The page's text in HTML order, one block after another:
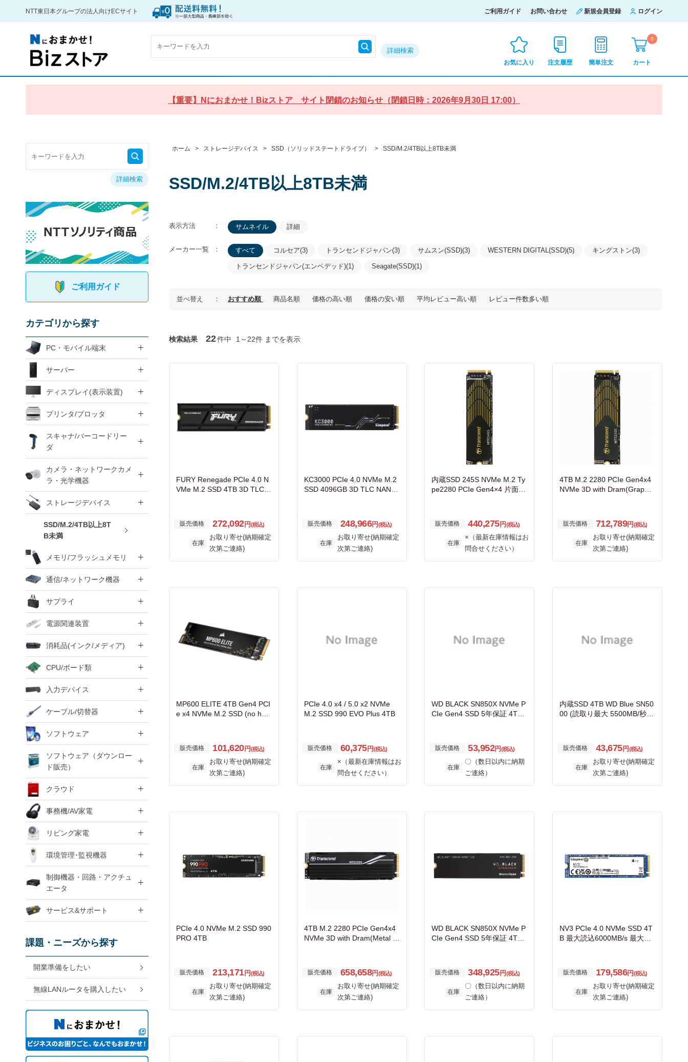
NTT東日本グループの法人向けECサイト ご利用ガイド お問い合わせ 新規会員登録 ログイン
詳細検索
お気に入り 注文履歴 簡単注文
0
カート
【重要】Nにおまかせ！Bizストア サイト閉鎖のお知らせ（閉鎖日時：2026年9月30日 17:00）
ホーム > ストレージデバイス > SSD（ソリッドステートドライブ） > SSD/M.2/4TB以上8TB未満
SSD/M.2/4TB以上8TB未満
表示方法 サムネイル 詳細
メーカー一覧 すべて コルセア(3) トランセンドジャパン(3) サムスン(SSD)(3) WESTERN DIGITAL(SSD)(5) キングストン(3)
トランセンドジャパン(エンベデッド)(1) Seagate(SSD)(1)
並べ替え おすすめ順 商品名順 価格の高い順 価格の安い順 平均レビュー高い順 レビュー件数多い順
検索結果 22件中 1～22件 までを表示
FURY Renegade PCIe 4.0 N
VMe M.2 SSD 4TB 3D TLC N
販売価格 272,092円(税込)
在庫
お取り寄せ(納期確定
次第ご連絡)
KC3000 PCIe 4.0 NVMe M.2
SSD 4096GB 3D TLC NAND
販売価格 248,966円(税込)
在庫
お取り寄せ(納期確定
次第ご連絡)
内蔵SSD 245S NVMe M.2 Ty
pe2280 PCIe Gen4×4 片面実
販売価格 440,275円(税込)
在庫
×（最新在庫情報はお
問合せください）
4TB M.2 2280 PCIe Gen4x4
NVMe 3D with Dram(Graphe
販売価格 712,789円(税込)
在庫
お取り寄せ(納期確定
次第ご連絡)
MP600 ELITE 4TB Gen4 PCI
e x4 NVMe M.2 SSD (no heat
販売価格 101,620円(税込)
在庫
お取り寄せ(納期確定
次第ご連絡)
PCIe 4.0 x4 / 5.0 x2 NVMe
M.2 SSD 990 EVO Plus 4TB
販売価格 60,375円(税込)
在庫
×（最新在庫情報はお
問合せください）
WD BLACK SN850X NVMe P
CIe Gen4 SSD 5年保証 4TB
販売価格 53,952円(税込)
在庫
〇（数日以内に納期
ご連絡）
内蔵SSD 4TB WD Blue SN50
00 (読取り最大 5500MB/秒)
販売価格 43,675円(税込)
在庫
お取り寄せ(納期確定
次第ご連絡)
PCIe 4.0 NVMe M.2 SSD 990
PRO 4TB
販売価格 213,171円(税込)
在庫
お取り寄せ(納期確定
次第ご連絡)
4TB M.2 2280 PCIe Gen4x4
NVMe 3D with Dram(Metal H
販売価格 658,658円(税込)
在庫
お取り寄せ(納期確定
次第ご連絡)
WD BLACK SN850X NVMe P
CIe Gen4 SSD 5年保証 4TB
販売価格 348,925円(税込)
在庫
〇（数日以内に納期
ご連絡）
NV3 PCIe 4.0 NVMe SSD 4T
B 最大読込6000MB/s 最大書
販売価格 179,586円(税込)
在庫
お取り寄せ(納期確定
次第ご連絡)
詳細検索
ご利用ガイド
カテゴリから探す
PC・モバイル端末
サーバー
ディスプレイ(表示装置)
プリンタ/プロッタ
スキャナ/バーコードリー
ダ
カメラ・ネットワークカメ
ラ・光学機器
ストレージデバイス
SSD/M.2/4TB以上8T
B未満
メモリ/フラッシュメモリ
通信/ネットワーク機器
サプライ
電源関連装置
消耗品(インク/メディア)
CPU/ボード類
入力デバイス
ケーブル/切替器
ソフトウェア
ソフトウェア（ダウンロー
ド販売）
クラウド
事務機/AV家電
リビング家電
環境管理･監視機器
制御機器・回路・アクチュ
エータ
サービス&サポート
課題・ニーズから探す
開業準備をしたい
無線LANルータを購入したい